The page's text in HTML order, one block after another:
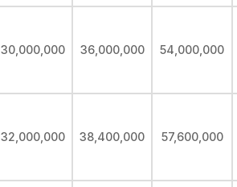
30,000,000 36,000,000 54,000,000
32,000,000 38,400,000 57,600,000